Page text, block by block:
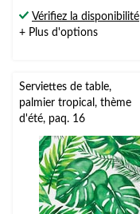
Vérifiez la disponibilité
+ Plus d'options
Serviettes de table,
palmier tropical, thème
d'été, paq. 16